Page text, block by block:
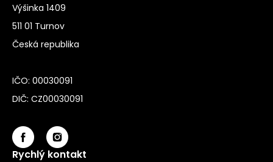
Výšinka 1409
511 01 Turnov
Česká republika
IČO: 00030091
DIČ: CZ00030091
Rychlý kontakt